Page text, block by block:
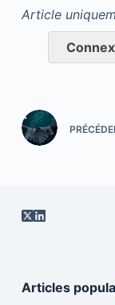
Article
Articles